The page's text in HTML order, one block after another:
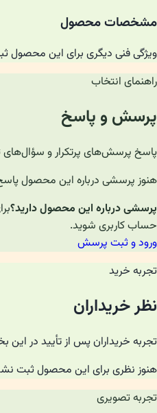
مشخصات محصول
ویژگی فنی دیگری برای این
راهنمای انتخاب
پرسش و پاسخ
پاسخ پرسش‌های پرتکرار و
هنوز پرسشی درباره این محصول
پرسشی درباره این محصول دارید؟
حساب کاربری شوید.
ورود و ثبت پرسش
تجربه خرید
نظر خریداران
تجربه خریداران پس از تأیید در
هنوز نظری برای این محصول ثبت
تجربه تصویری